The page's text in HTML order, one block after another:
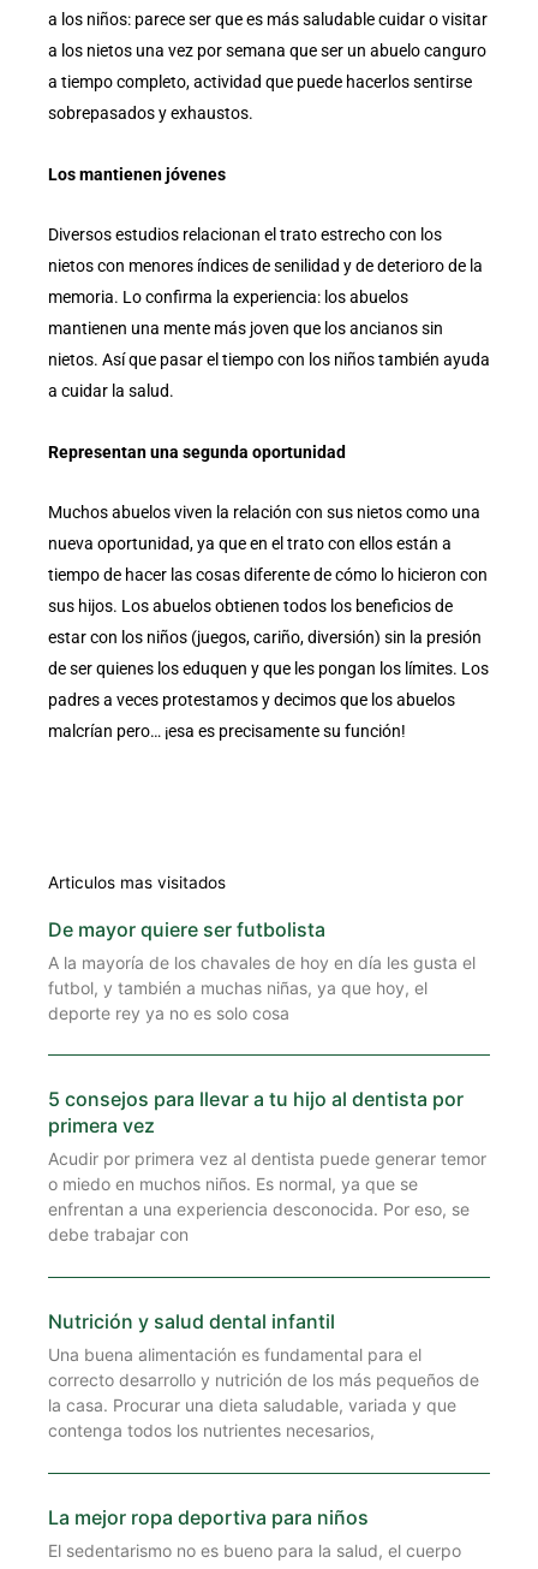
a los niños: parece ser que es más saludable cuidar o visitar
a los nietos una vez por semana que ser un abuelo canguro
a tiempo completo, actividad que puede hacerlos sentirse
sobrepasados y exhaustos.
Los mantienen jóvenes
Diversos estudios relacionan el trato estrecho con los
nietos con menores índices de senilidad y de deterioro de la
memoria. Lo confirma la experiencia: los abuelos
mantienen una mente más joven que los ancianos sin
nietos. Así que pasar el tiempo con los niños también ayuda
a cuidar la salud.
Representan una segunda oportunidad
Muchos abuelos viven la relación con sus nietos como una
nueva oportunidad, ya que en el trato con ellos están a
tiempo de hacer las cosas diferente de cómo lo hicieron con
sus hijos. Los abuelos obtienen todos los beneficios de
estar con los niños (juegos, cariño, diversión) sin la presión
de ser quienes los eduquen y que les pongan los límites. Los
padres a veces protestamos y decimos que los abuelos
malcrían pero… ¡esa es precisamente su función!
Articulos mas visitados
De mayor quiere ser futbolista
A la mayoría de los chavales de hoy en día les gusta el
futbol, y también a muchas niñas, ya que hoy, el
deporte rey ya no es solo cosa
5 consejos para llevar a tu hijo al dentista por
primera vez
Acudir por primera vez al dentista puede generar temor
o miedo en muchos niños. Es normal, ya que se
enfrentan a una experiencia desconocida. Por eso, se
debe trabajar con
Nutrición y salud dental infantil
Una buena alimentación es fundamental para el
correcto desarrollo y nutrición de los más pequeños de
la casa. Procurar una dieta saludable, variada y que
contenga todos los nutrientes necesarios,
La mejor ropa deportiva para niños
El sedentarismo no es bueno para la salud, el cuerpo